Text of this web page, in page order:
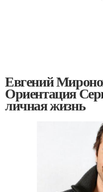
Евгений
Ориентация
личная жизнь